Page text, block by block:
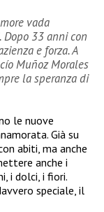
vada
33 anni con
e forza. A
Muñoz Morales
la speranza di
le nuove
Già su
abiti, ma anche
anche i
i dolci, i fiori.
speciale, il